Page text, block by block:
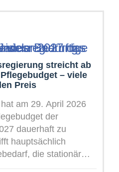
streicht ab
– viele
Preis
am 29. April 2026
der
dauerhaft zu
hauptsächlich
die stationär
Pflegebudget ...